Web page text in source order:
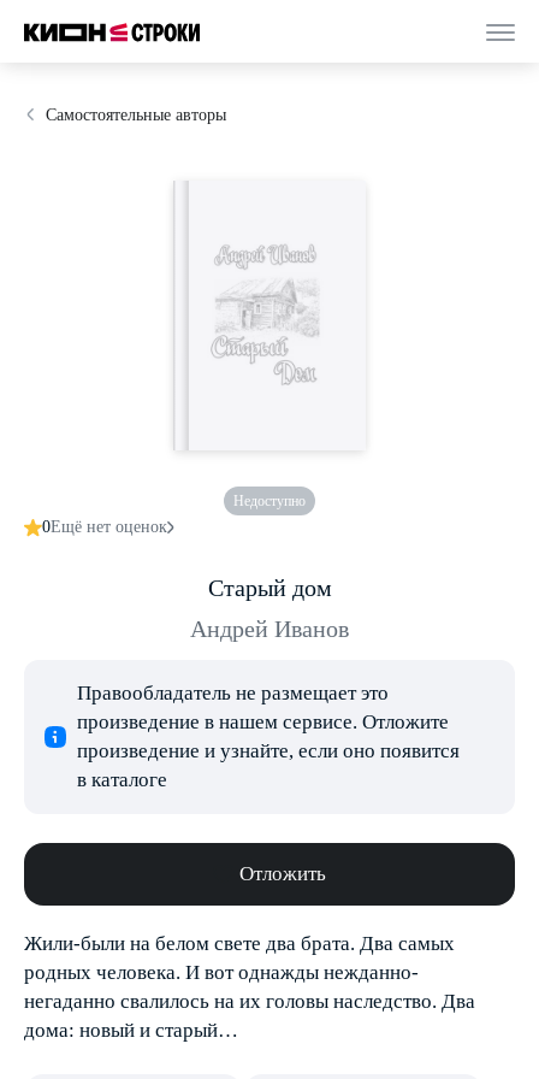
Самостоятельные авторы
Недоступно
0Ещё нет оценок
Старый дом
Андрей Иванов
Правообладатель не размещает это
произведение в нашем сервисе. Отложите
произведение и узнайте, если оно появится
в каталоге
Отложить
Жили-были на белом свете два брата. Два самых
родных человека. И вот однажды нежданно-
негаданно свалилось на их головы наследство. Два
дома: новый и старый…